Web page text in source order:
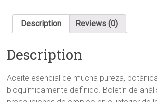
Description Reviews (0)
Description
Aceite esencial de mucha pureza,
bioquímicamente definido. Boletín de